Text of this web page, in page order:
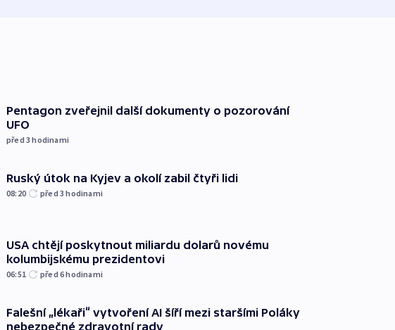
Pentagon zveřejnil další dokumenty o pozorování
UFO
před 3hodinami
Ruský útok na Kyjev a okolí zabil čtyři lidi
08:20 před 3hodinami
USA chtějí poskytnout miliardu dolarů novému
kolumbijskému prezidentovi
06:51 před 6hodinami
Falešní „lékaři“ vytvoření AI šíří mezi staršími Poláky
nebezpečné zdravotní rady